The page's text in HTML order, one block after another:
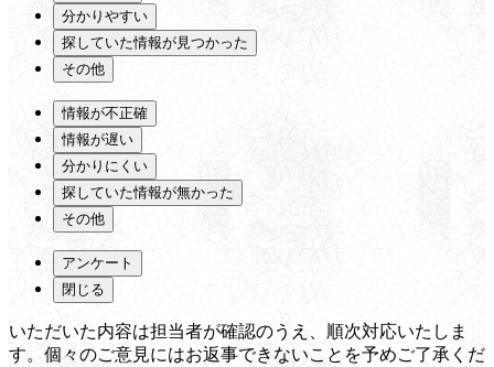
分かりやすい
探していた情報が見つかった
その他
情報が不正確
情報が遅い
分かりにくい
探していた情報が無かった
その他
アンケート
閉じる
いただいた内容は担当者が確認のうえ、順次対応いたしま
す。個々のご意見にはお返事できないことを予めご了承くだ